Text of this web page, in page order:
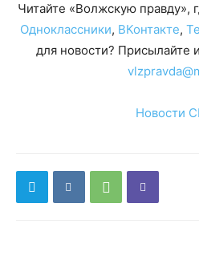
Читайте «Волжскую правду»,
Одноклассники, ВКонтакте,
для новости? Присылайте
Новости